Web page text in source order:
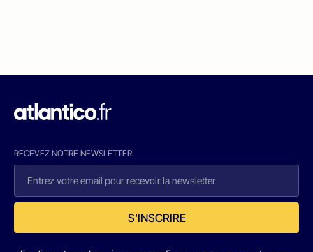
RECEVEZ NOTRE NEWSLETTER
S'INSCRIRE